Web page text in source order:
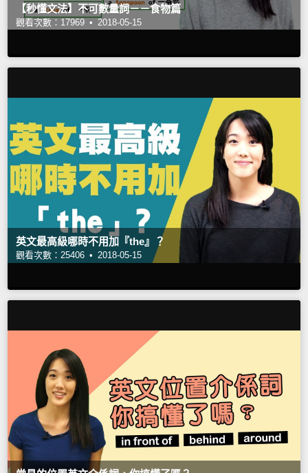
【秒懂文法】不可數量詞－－食物篇
觀看次數：17969 • 2018-05-15
英文最高級哪時不用加『the』？
觀看次數：25406 • 2018-05-15